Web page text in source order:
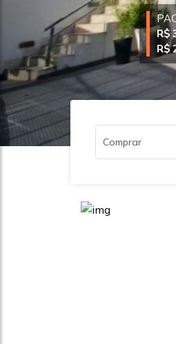
R$
R$
Comprar